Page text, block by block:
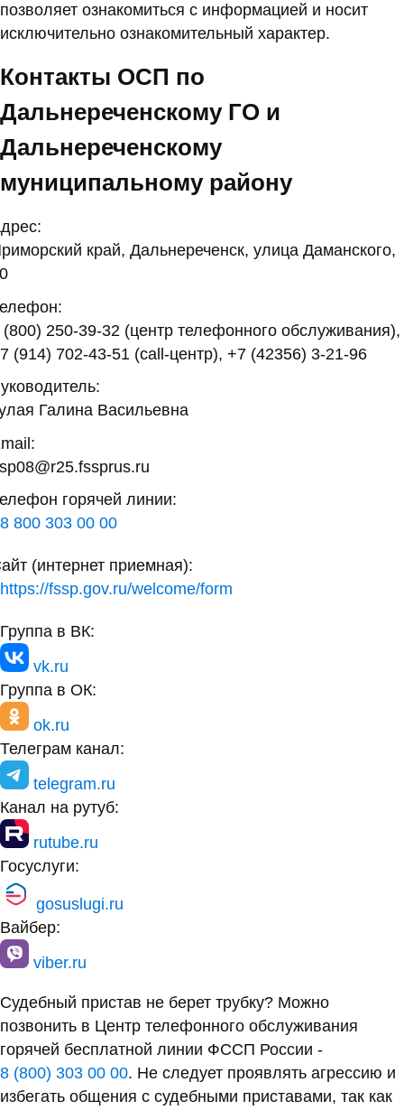
позволяет ознакомиться с информацией и носит
исключительно ознакомительный характер.
Контакты ОСП по
Дальнереченскому ГО и
Дальнереченскому
муниципальному району
край, Дальнереченск, улица Даманского,
(800) 250-39-32 (центр телефонного обслуживания),
(914) 702-43-51 (call-центр), +7 (42356) 3-21-96
Галина Васильевна
горячей линии:
8 800 303 00 00
(интернет приемная):
https://fssp.gov.ru/welcome/form
Группа в ВК:
vk.ru
Группа в ОК:
ok.ru
Телеграм канал:
telegram.ru
Канал на рутуб:
rutube.ru
Госуслуги:
gosuslugi.ru
Вайбер:
viber.ru
Судебный пристав не берет трубку? Можно
позвонить в Центр телефонного обслуживания
горячей бесплатной линии ФССП России -
8 (800) 303 00 00. Не следует проявлять агрессию и
избегать общения с судебными приставами, так как